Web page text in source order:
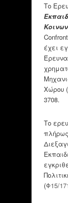
Το
έχει
Χώρου
3708.
Το
(Φ15/